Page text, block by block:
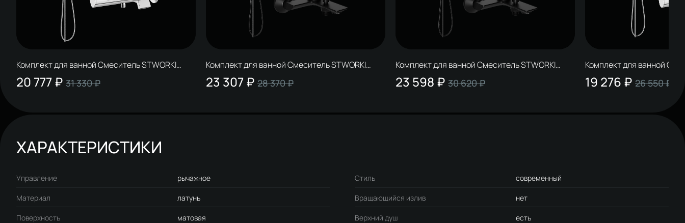
Комплект для ванной Смеситель STWORKI
Лерум S04020CR, хром + Стойка Вестерос
S26180CR, хром + Смеситель S04100CR, хром
20 777 ₽ 31 330 ₽
Комплект для ванной Смеситель STWORKI
Гриндстед S29010BK, черный + Стойка Монтре
S30180BK, матовая черная + Смеситель
23 307 ₽ 28 370 ₽
Комплект для ванной Смеситель STWORKI
Гриндстед S29010BK, черный + Стойка Молде
S23180BK, матовая черная + Смеситель
23 598 ₽ 30 620 ₽
Комплект для ванной
Лерум S04010CR, хром +
S23180CR, хром +
19 276 ₽ 26 550 ₽
ХАРАКТЕРИСТИКИ
Управление рычажное
Материал латунь
Поверхность матовая
Стиль современный
Вращающийся излив нет
Верхний душ есть